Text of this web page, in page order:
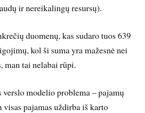
ir nereikalingų resursų).
duomenų, kas sudaro tuos 639
kol ši suma yra mažesnė nei
man tai nelabai rūpi.
modelio problema – pajamų
visas pajamas uždirba iš karto